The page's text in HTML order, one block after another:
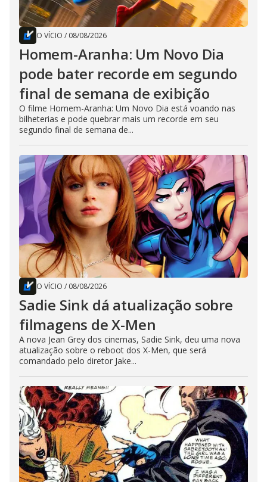
O VÍCIO / 08/08/2026
Homem-Aranha: Um Novo Dia
pode bater recorde em segundo
final de semana de exibição
O filme Homem-Aranha: Um Novo Dia está voando nas
bilheterias e pode quebrar mais um recorde em seu
segundo final de semana de...
O VÍCIO / 08/08/2026
Sadie Sink dá atualização sobre
filmagens de X-Men
A nova Jean Grey dos cinemas, Sadie Sink, deu uma nova
atualização sobre o reboot dos X-Men, que será
comandado pelo diretor Jake...